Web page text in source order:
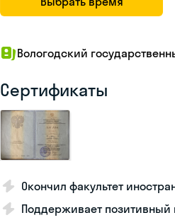
Вологодский
Сертификаты
Окончил факультет
Поддерживает